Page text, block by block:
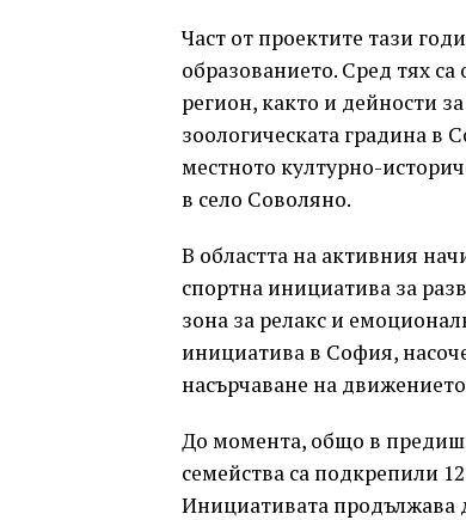
Част от проектите тази
образованието. Сред тях
регион, както и дейности
зоологическата градина в
местното културно-
в село Соволяно.
В областта на активния
спортна инициатива за
зона за релакс и
инициатива в София,
насърчаване на
До момента, общо в
семейства са подкрепили
Инициативата продължава